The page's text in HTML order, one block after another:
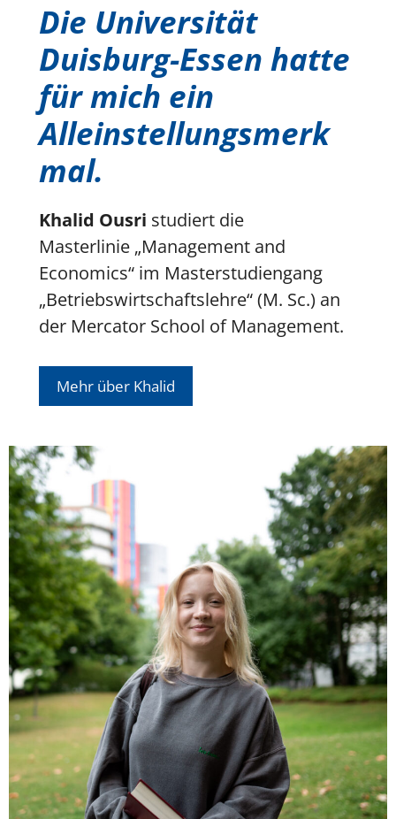
Die Universität
Duisburg-Essen hatte
für mich ein
Alleinstellungsmerk
mal.
Khalid Ousri studiert die
Masterlinie „Management and
Economics“ im Masterstudiengang
„Betriebswirtschaftslehre“ (M. Sc.) an
der Mercator School of Management.
Mehr über Khalid